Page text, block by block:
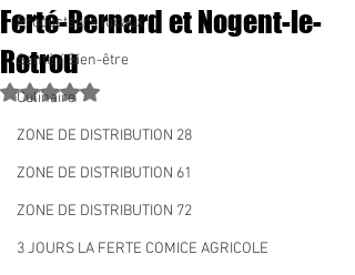
Producteurs locaux
Santé / Bien-être
Culinaire
ZONE DE DISTRIBUTION 28
ZONE DE DISTRIBUTION 61
ZONE DE DISTRIBUTION 72
3 JOURS LA FERTE COMICE AGRICOLE
Ferté-Bernard et Nogent-le-
Rotrou
Noté NaN étoiles sur 5.